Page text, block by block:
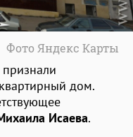
Фото Яндекс Карты
дом.
Исаева.